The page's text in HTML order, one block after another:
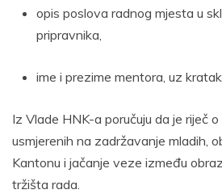
opis poslova radnog mjesta u
pripravnika,
ime i prezime mentora, uz
Iz Vlade HNK-a poručuju da je riječ
usmjerenih na zadržavanje mladih,
Kantonu i jačanje veze između
tržišta rada.